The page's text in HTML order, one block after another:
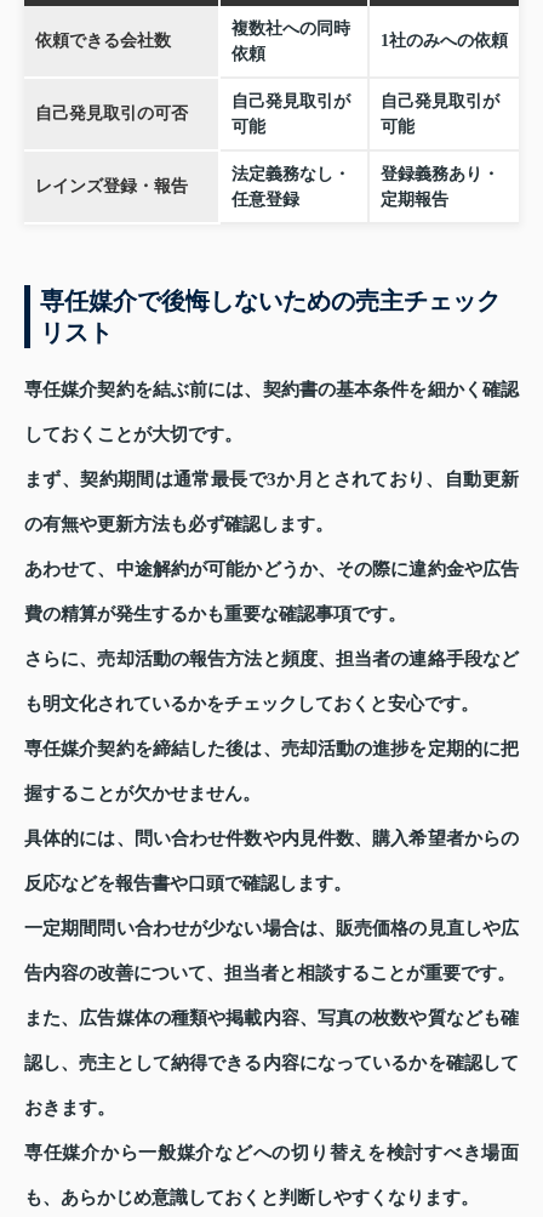
依頼できる会社数
複数社への同時
依頼
1社のみへの依頼
自己発見取引の可否
自己発見取引が
可能
自己発見取引が
可能
レインズ登録・報告
法定義務なし・
任意登録
登録義務あり・
定期報告
専任媒介で後悔しないための売主チェック
リスト
専任媒介契約を結ぶ前には、契約書の基本条件を細かく確認
しておくことが大切です。
まず、契約期間は通常最長で3か月とされており、自動更新
の有無や更新方法も必ず確認します。
あわせて、中途解約が可能かどうか、その際に違約金や広告
費の精算が発生するかも重要な確認事項です。
さらに、売却活動の報告方法と頻度、担当者の連絡手段など
も明文化されているかをチェックしておくと安心です。
専任媒介契約を締結した後は、売却活動の進捗を定期的に把
握することが欠かせません。
具体的には、問い合わせ件数や内見件数、購入希望者からの
反応などを報告書や口頭で確認します。
一定期間問い合わせが少ない場合は、販売価格の見直しや広
告内容の改善について、担当者と相談することが重要です。
また、広告媒体の種類や掲載内容、写真の枚数や質なども確
認し、売主として納得できる内容になっているかを確認して
おきます。
専任媒介から一般媒介などへの切り替えを検討すべき場面
も、あらかじめ意識しておくと判断しやすくなります。